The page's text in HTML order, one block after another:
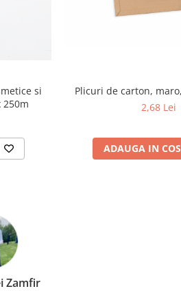
si
2,68 Lei
ADAUGA IN COS
Zamfir